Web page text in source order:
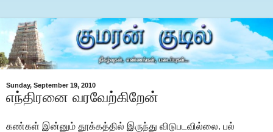
Sunday, September 19, 2010
எந்திரனை வரவேற்கிறேன்
கண்கள் இன்னும் தூக்கத்தில் இருந்து விடுபடவில்லை. பல்